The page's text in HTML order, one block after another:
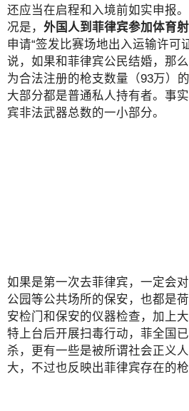
还应当在启程和入境前如实申报
况是， 外国人到菲律宾参加体育
申请“签发比赛场地出入运输许可
说，如果和菲律宾公民结婚，那
为合法注册的枪支数量（93万）
大部分都是普通私人持有者。事
宾非法武器总数的一小部分。
如果是第一次去菲律宾，一定会
公园等公共场所的保安，也都是
安检门和保安的仪器检查，加上
特上台后开展扫毒行动，菲全国
杀，更有一些是被所谓社会正义
大，不过也反映出菲律宾存在的枪